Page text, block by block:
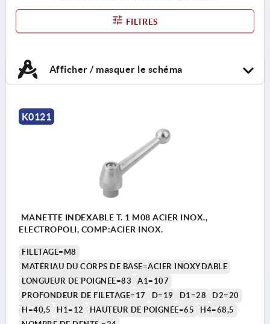
FILTRES
Afficher / masquer le schéma
K0121
MANETTE INDEXABLE T. 1 M08 ACIER INOX.,
ELECTROPOLI, COMP:ACIER INOX.
FILETAGE=M8
MATÉRIAU DU CORPS DE BASE=ACIER INOXYDABLE
LONGUEUR DE POIGNÉE=83
A1=107
PROFONDEUR DE FILETAGE=17
D=19 D1=28
D2=20
H=40,5
H1=12 HAUTEUR DE POIGNÉE=65
H4=68,5